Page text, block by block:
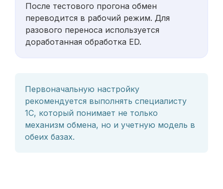
После тестового прогона обмен
переводится в рабочий режим. Для
разового переноса используется
доработанная обработка ED.
Первоначальную настройку
рекомендуется выполнять специалисту
1С, который понимает не только
механизм обмена, но и учетную модель в
обеих базах.